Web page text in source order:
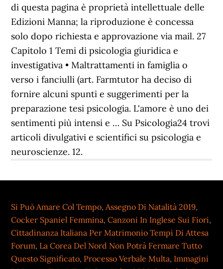
di questa pagina è proprietà intellettuale delle
Edizioni Manna; la riproduzione è concessa
solo dopo richiesta e approvazione via mail. 27
Capitolo 1 Temi di psicologia giuridica e
investigativa • Maltrattamenti in famiglia o
verso i fanciulli (art. Farmtutor ha deciso di
fornire alcuni spunti e suggerimenti per la
preparazione tesi psicologia. L'amore è uno dei
sentimenti più intensi e … Su Psicologia24 trovi
articoli divulgativi e scientifici su psicologia e
neuroscienze. 12.
Si Può Amare Col Tempo,Assegno Di Natalità 2019,
Cocker Spaniel Femmina,Canzoni In Inglese Sui Fiori,
Cittadinanza Italiana Per Matrimonio Tempi Di Attesa
Forum, La Corea Del Nord Non Potrà Fermare Tutto
Questo Significato, Processo Verbale Multa, Immagini